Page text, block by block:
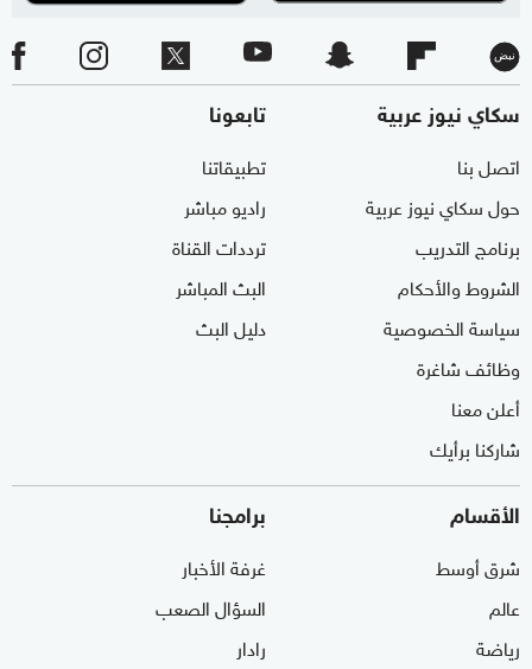
سكاي نيوز عربية
اتصل بنا
حول سكاي نيوز عربية
برنامج التدريب
الشروط والأحكام
سياسة الخصوصية
وظائف شاغرة
أعلن معنا
شاركنا برأيك
تابعونا
تطبيقاتنا
راديو مباشر
ترددات القناة
البث المباشر
دليل البث
الأقسام
شرق أوسط
عالم
رياضة
برامجنا
غرفة الأخبار
السؤال الصعب
رادار